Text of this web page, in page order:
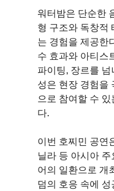
워터밤은 단순한
형 구조와 독창적
는 경험을 제공한
수 효과와 아티스
파이팅, 장르를
성은 현장 경험을
으로 참여할 수
다.
이번 호찌민 공연
닐라 등 아시아
어의 일환으로 개
덤의 호응 속에